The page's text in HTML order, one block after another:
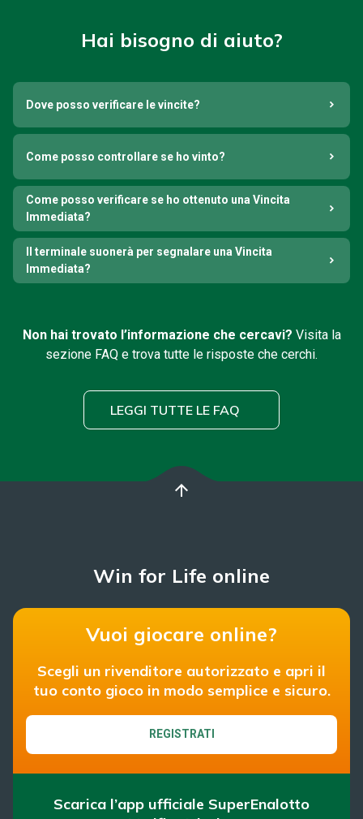
Hai bisogno di aiuto?
Dove posso verificare le vincite?
Come posso controllare se ho vinto?
Come posso verificare se ho ottenuto una Vincita
Immediata?
Il terminale suonerà per segnalare una Vincita
Immediata?
Non hai trovato l’informazione che cercavi? Visita la
sezione FAQ e trova tutte le risposte che cerchi.
LEGGI TUTTE LE FAQ
arrow_upward
Win for Life online
Vuoi giocare online?
Scegli un rivenditore autorizzato e apri il
tuo conto gioco in modo semplice e sicuro.
REGISTRATI
Scarica l’app ufficiale SuperEnalotto